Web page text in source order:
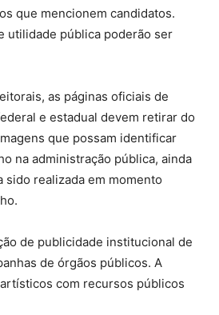
que mencionem candidatos.
utilidade pública poderão ser
as páginas oficiais de
e estadual devem retirar do
que possam identificar
na administração pública, ainda
sido realizada em momento
de publicidade institucional de
de órgãos públicos. A
com recursos públicos